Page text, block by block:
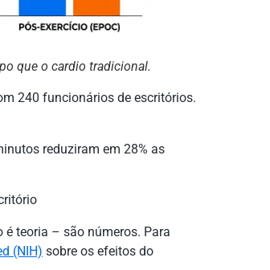
que o cardio tradicional.
240 funcionários de escritórios.
reduziram em 28% as
é teoria – são números. Para
(NIH) sobre os efeitos do